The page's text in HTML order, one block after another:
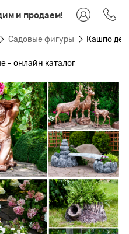
и продаем!
Садовые фигуры Кашпо
- онлайн каталог